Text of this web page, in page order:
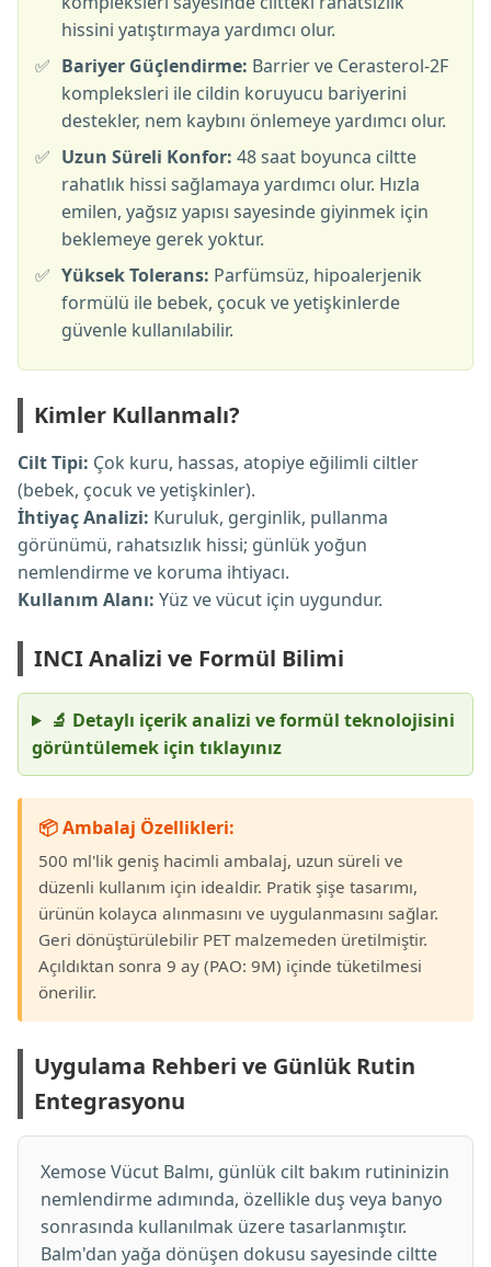
hissini yatıştırmaya yardımcı olur.
✅ Bariyer Güçlendirme: Barrier ve Cerasterol-2F
kompleksleri ile cildin koruyucu bariyerini
destekler, nem kaybını önlemeye yardımcı olur.
✅ Uzun Süreli Konfor: 48 saat boyunca ciltte
rahatlık hissi sağlamaya yardımcı olur. Hızla
emilen, yağsız yapısı sayesinde giyinmek için
beklemeye gerek yoktur.
✅ Yüksek Tolerans: Parfümsüz, hipoalerjenik
formülü ile bebek, çocuk ve yetişkinlerde
güvenle kullanılabilir.
Kimler Kullanmalı?
Cilt Tipi: Çok kuru, hassas, atopiye eğilimli ciltler
(bebek, çocuk ve yetişkinler).
İhtiyaç Analizi: Kuruluk, gerginlik, pullanma
görünümü, rahatsızlık hissi; günlük yoğun
nemlendirme ve koruma ihtiyacı.
Kullanım Alanı: Yüz ve vücut için uygundur.
INCI Analizi ve Formül Bilimi
🔬 Detaylı içerik analizi ve formül teknolojisini
görüntülemek için tıklayınız
📦 Ambalaj Özellikleri:
500 ml'lik geniş hacimli ambalaj, uzun süreli ve
düzenli kullanım için idealdir. Pratik şişe tasarımı,
ürünün kolayca alınmasını ve uygulanmasını sağlar.
Geri dönüştürülebilir PET malzemeden üretilmiştir.
Açıldıktan sonra 9 ay (PAO: 9M) içinde tüketilmesi
önerilir.
Uygulama Rehberi ve Günlük Rutin
Entegrasyonu
Xemose Vücut Balmı, günlük cilt bakım rutininizin
nemlendirme adımında, özellikle duş veya banyo
sonrasında kullanılmak üzere tasarlanmıştır.
Balm'dan yağa dönüşen dokusu sayesinde ciltte